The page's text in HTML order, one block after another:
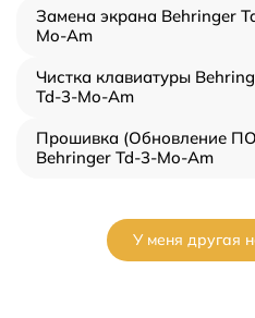
Замена экрана Behringer
Mo-Am
Чистка клавиатуры
Td-3-Mo-Am
Прошивка (Обновление
Behringer Td-3-Mo-Am
У меня другая